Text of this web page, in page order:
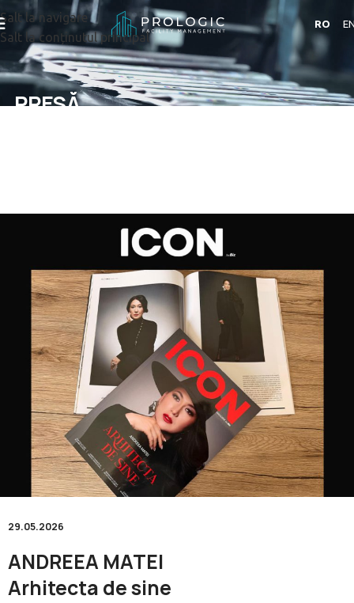
Salt la navigare
Salt la conținutul principal
RO
PRESĂ
29.05.2026
ANDREEA MATEI
Arhitecta de sine